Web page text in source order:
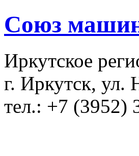
Союз
Иркутское
г. Иркутск, ул.
тел.: +7 (3952)